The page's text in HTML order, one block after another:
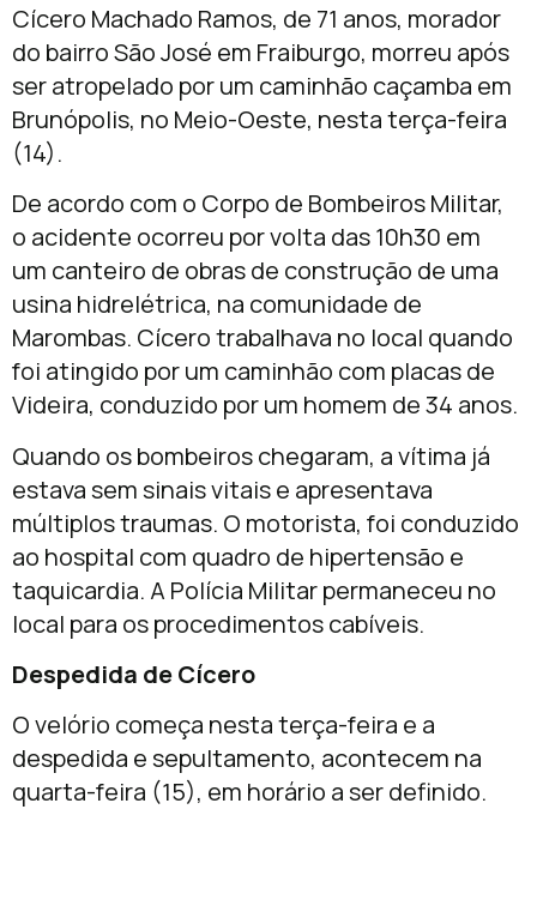
Cícero Machado Ramos, de 71 anos, morador
do bairro São José em Fraiburgo, morreu após
ser atropelado por um caminhão caçamba em
Brunópolis, no Meio-Oeste, nesta terça-feira
(14).
De acordo com o Corpo de Bombeiros Militar,
o acidente ocorreu por volta das 10h30 em
um canteiro de obras de construção de uma
usina hidrelétrica, na comunidade de
Marombas. Cícero trabalhava no local quando
foi atingido por um caminhão com placas de
Videira, conduzido por um homem de 34 anos.
Quando os bombeiros chegaram, a vítima já
estava sem sinais vitais e apresentava
múltiplos traumas. O motorista, foi conduzido
ao hospital com quadro de hipertensão e
taquicardia. A Polícia Militar permaneceu no
local para os procedimentos cabíveis.
Despedida de Cícero
O velório começa nesta terça-feira e a
despedida e sepultamento, acontecem na
quarta-feira (15), em horário a ser definido.